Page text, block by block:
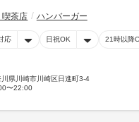
喫茶店 ハンバーガー
応 日祝OK 21時以降
川県川崎市川崎区日進町3-4
〜22:00